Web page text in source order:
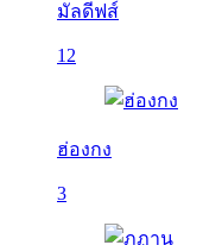
มัลดีฟส์
12
ฮ่องกง
3